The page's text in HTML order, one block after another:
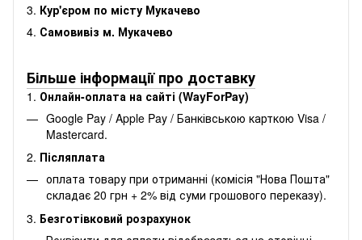
3. Кур'єром по місту Мукачево
4. Самовивіз м. Мукачево
Більше інформації про доставку
1. Онлайн-оплата на сайті (WayForPay)
Google Pay / Apple Pay / Банківською карткою Visa /
Mastercard.
2. Післяплата
оплата товару при отриманні (комісія "Нова Пошта"
складає 20 грн + 2% від суми грошового переказу).
3. Безготівковий розрахунок